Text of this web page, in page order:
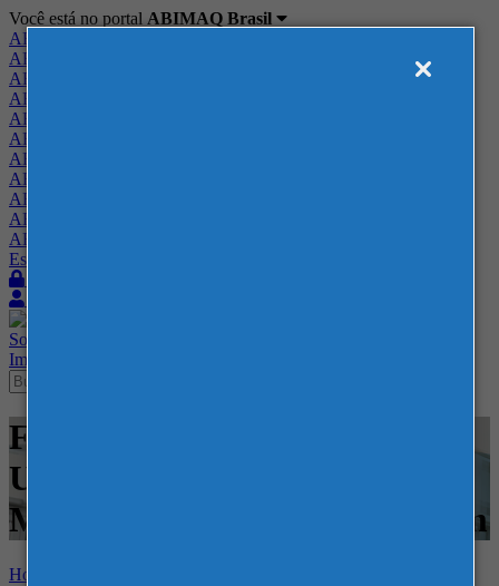
Você está no portal ABIMAQ Brasil
ABIMAQ Brasil
ABIMAQ Minas Gerais
ABIMAQ Norte-Nordeste
ABIMAQ Paraná
ABIMAQ Piracicaba
ABIMAQ Ribeirão Preto
ABIMAQ Rio de Janeiro
ABIMAQ Rio Grande do Sul
ABIMAQ Santa Catarina
ABIMAQ São Paulo
ABIMAQ Vale do Paraíba
Escritório de Relações Governamentais
Sobre
Imprensa
Feiras - Chicago, IL - Estados
Unidos - Feira Internacional -
Movimentação e Armazenagem
Home